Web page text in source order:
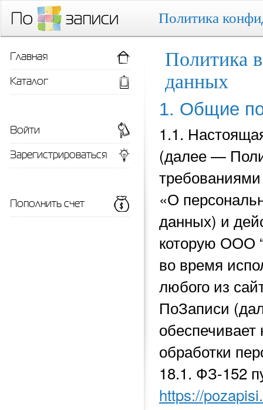
Политика
Политика
данных
1. Общие
1.1.
(далее —
«О
данных) и
которую ООО
во время
любого из
ПоЗаписи
обработки
18.1. ФЗ-152
https://
Главная
Каталог
Войти
Зарегистрироваться
Пополнить счет